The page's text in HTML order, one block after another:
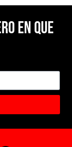
en Que